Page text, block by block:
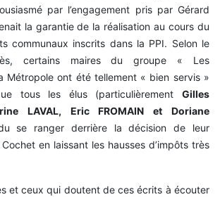
par l’engagement pris par Gérard
la garantie de la réalisation au cours du
communaux inscrits dans la PPI. Selon le
certains maires du groupe « Les
Métropole ont été tellement « bien servis »
tous les élus (particulièrement Gilles
LAVAL, Eric FROMAIN et Doriane
se ranger derrière la décision de leur
en laissant les hausses d’impôts très
et ceux qui doutent de ces écrits à écouter